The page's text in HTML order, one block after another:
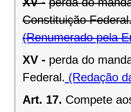
Constituição
(Renumerado pela
XV - perda do
Federal. (Redação
Art. 17. Compete